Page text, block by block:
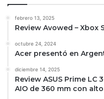
febrero 13, 2025
Review Avowed – Xbox
octubre 24, 2024
Acer presentó en
diciembre 14, 2025
Review ASUS Prime LC
AIO de 360 mm con